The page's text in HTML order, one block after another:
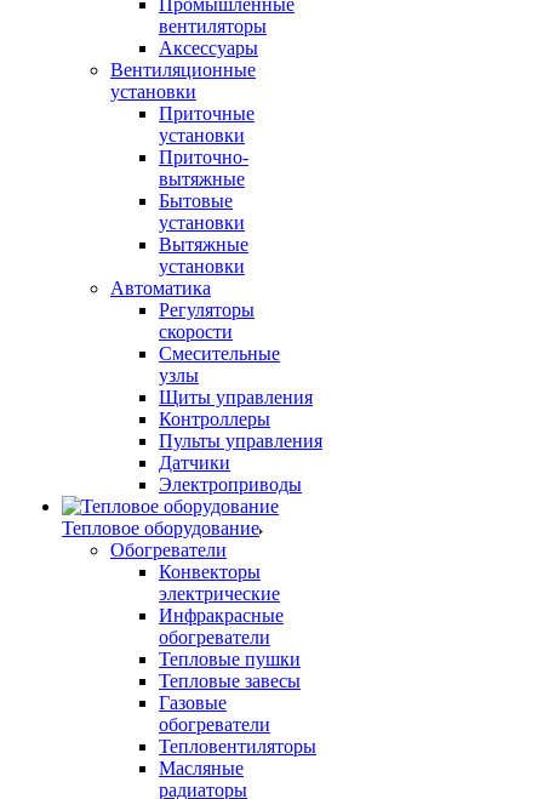
Промышленные
вентиляторы
Аксессуары
Вентиляционные
установки
Приточные
установки
Приточно-
вытяжные
Бытовые
установки
Вытяжные
установки
Автоматика
Регуляторы
скорости
Смесительные
узлы
Щиты управления
Контроллеры
Пульты управления
Датчики
Электроприводы
Тепловое оборудование
Обогреватели
Конвекторы
электрические
Инфракрасные
обогреватели
Тепловые пушки
Тепловые завесы
Газовые
обогреватели
Тепловентиляторы
Масляные
радиаторы